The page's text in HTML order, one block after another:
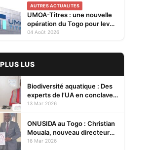
AUTRES ACTUALITES
UMOA-Titres : une nouvelle
opération du Togo pour lever
20 milliards FCFA
04 Août 2026
LUS
Biodiversité aquatique : Des
experts de l’UA en conclave à
Lomé pour renforcer la
13 Mar 2026
ONUSIDA au Togo : Christian
Mouala, nouveau directeur
pays
16 Mar 2026